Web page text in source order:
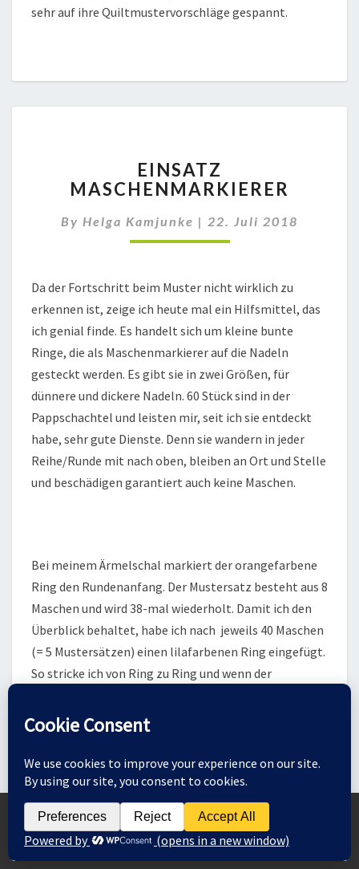
sehr auf ihre Quiltmustervorschläge gespannt.
MASCHENMARKIERER
EINSATZ
MASCHENMARKIERER
By Helga Kamjunke | 22. Juli 2018
Da der Fortschritt beim Muster nicht wirklich zu
erkennen ist, zeige ich heute mal ein Hilfsmittel, das
ich genial finde. Es handelt sich um kleine bunte
Ringe, die als Maschenmarkierer auf die Nadeln
gesteckt werden. Es gibt sie in zwei Größen, für
dünnere und dickere Nadeln. 60 Stück sind in der
Pappschachtel und leisten mir, seit ich sie entdeckt
habe, sehr gute Dienste. Denn sie wandern in jeder
Reihe/Runde mit nach oben, bleiben an Ort und Stelle
und beschädigen garantiert auch keine Maschen.
Bei meinem Ärmelschal markiert der orangefarbene
Ring den Rundenanfang. Der Mustersatz besteht aus 8
Maschen und wird 38-mal wiederholt. Damit ich den
Überblick behaltet, habe ich nach jeweils 40 Maschen
(= 5 Mustersätzen) einen lilafarbenen Ring eingefügt.
So stricke ich von Ring zu Ring und wenn der
bis zum letzten Ring rückwärts passiert sein. Das
der Runde festzustellen, dass es nicht passt und der
Fehler ist weit vorher passiert, ist sehr ärgerlich.
Lace-Muster aufribbeln ist sehr mühsam und
fehleranfällig. Also vermeide ich es lieber und die
Maschenmarkierer-Ringe sind dabei ein tolle Hilfe.
Zum Ändern Ihrer Datenschutzeinstellung, z.B. Erteilung oder Widerruf von
Einwilligungen, klicken Sie hier:
EINSTELLUNGEN